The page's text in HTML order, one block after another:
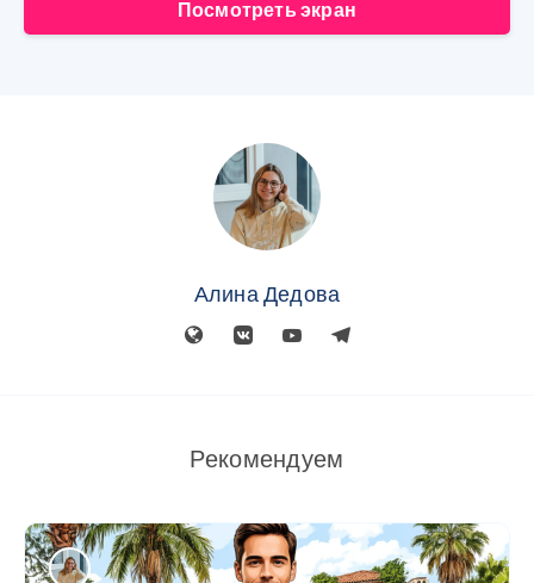
Посмотреть экран
Алина Дедова
Рекомендуем